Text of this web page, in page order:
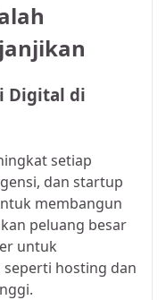
Digital di
setiap
dan startup
membangun
peluang besar
untuk
seperti hosting dan